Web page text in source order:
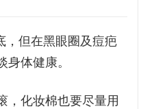
，但在黑眼圈及痘疤
身体健康。
，化妆棉也要尽量用